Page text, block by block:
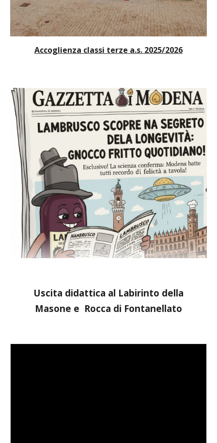
Accoglienza classi terze a.s. 2025/2026
Uscita didattica al Labirinto della
Masone e Rocca di Fontanellato